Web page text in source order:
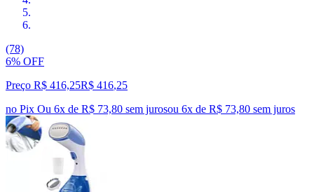
(78)
6% OFF
Preço R$ 416,25R$ 416,25
no Pix Ou 6x de R$ 73,80 sem jurosou 6x de R$ 73,80 sem juros